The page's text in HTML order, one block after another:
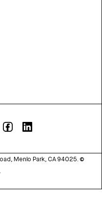
Menlo Park, CA 94025. ©